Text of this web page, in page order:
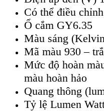
Có thể điều
Ổ cắm GY6.35
Màu sáng
Mã màu 930 –
Mức độ hoàn
màu hoàn hảo
Quang thông
Tỷ lệ Lumen